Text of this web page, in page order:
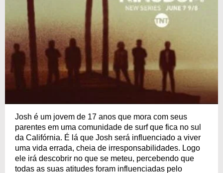
Josh é um jovem de 17 anos que mora com seus
parentes em uma comunidade de surf que fica no sul
da Califórnia. É lá que Josh será influenciado a viver
uma vida errada, cheia de irresponsabilidades. Logo
ele irá descobrir no que se meteu, percebendo que
todas as suas atitudes foram influenciadas pelo